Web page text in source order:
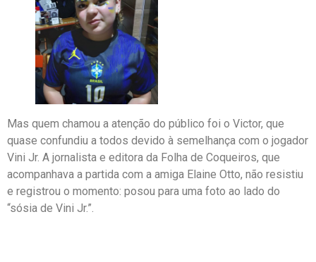
Mas quem chamou a atenção do público foi o Victor, que
quase confundiu a todos devido à semelhança com o jogador
Vini Jr. A jornalista e editora da Folha de Coqueiros, que
acompanhava a partida com a amiga Elaine Otto, não resistiu
e registrou o momento: posou para uma foto ao lado do
“sósia de Vini Jr.”.